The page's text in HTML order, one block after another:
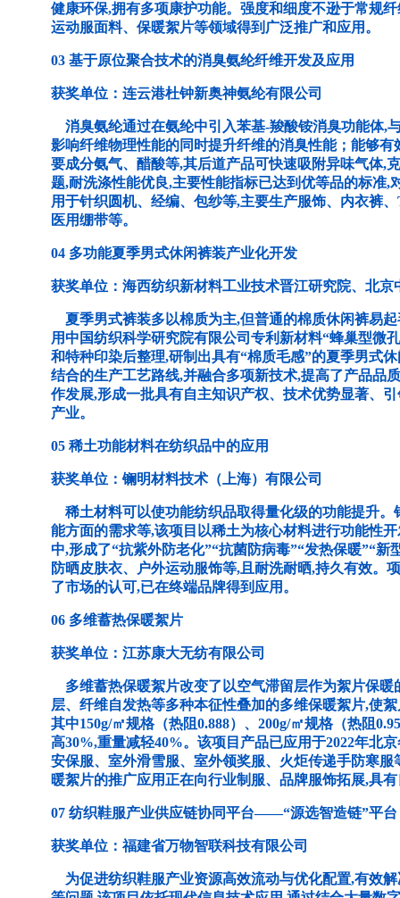
健康环保,拥有多项康护功能。强度和细度不逊于常规
运动服面料、保暖絮片等领域得到广泛推广和应用。
03 基于原位聚合技术的消臭氨纶纤维开发及应用
获奖单位：连云港杜钟新奥神氨纶有限公司
消臭氨纶通过在氨纶中引入苯基-羧酸铵消臭功能体,
影响纤维物理性能的同时提升纤维的消臭性能；能够
要成分氨气、醋酸等,其后道产品可快速吸附异味气体,
题,耐洗涤性能优良,主要性能指标已达到优等品的标准,
用于针织圆机、经编、包纱等,主要生产服饰、内衣裤
医用绷带等。
04 多功能夏季男式休闲裤装产业化开发
获奖单位：海西纺织新材料工业技术晋江研究院、北京
夏季男式裤装多以棉质为主,但普通的棉质休闲裤易
用中国纺织科学研究院有限公司专利新材料“蜂巢型微
和特种印染后整理,研制出具有“棉质毛感”的夏季男式
结合的生产工艺路线,并融合多项新技术,提高了产品品
作发展,形成一批具有自主知识产权、技术优势显著、
产业。
05 稀土功能材料在纺织品中的应用
获奖单位：镧明材料技术（上海）有限公司
稀土材料可以使功能纺织品取得量化级的功能提升。
能方面的需求等,该项目以稀土为核心材料进行功能性
中,形成了“抗紫外防老化”“抗菌防病毒”“发热保暖”“
防晒皮肤衣、户外运动服饰等,且耐洗耐晒,持久有效。
了市场的认可,已在终端品牌得到应用。
06 多维蓄热保暖絮片
获奖单位：江苏康大无纺有限公司
多维蓄热保暖絮片改变了以空气滞留层作为絮片保暖
层、纤维自发热等多种本征性叠加的多维保暖絮片,使
其中150g/㎡规格（热阻0.888）、200g/㎡规格（热阻
高30%,重量减轻40%。该项目产品已应用于2022年北
安保服、室外滑雪服、室外领奖服、火炬传递手防寒
暖絮片的推广应用正在向行业制服、品牌服饰拓展,具
07 纺织鞋服产业供应链协同平台——“源选智造链”平台
获奖单位：福建省万物智联科技有限公司
为促进纺织鞋服产业资源高效流动与优化配置,有效